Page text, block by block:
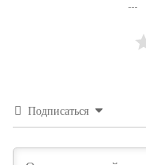
Подписаться